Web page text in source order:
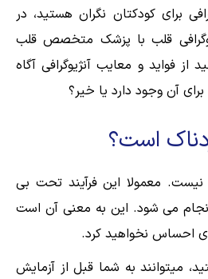
برای کودکتان نگران هستید، در
قلب با پزشک متخصص قلب
فواید و معایب آنژیوگرافی آگاه
برای آن وجود دارد یا خیر؟
است؟
نیست. معمولا این فرآیند تحت بی
می شود. این به معنی آن است
احساس نخواهید کرد.
میتوانند به شما قبل از آزمایش